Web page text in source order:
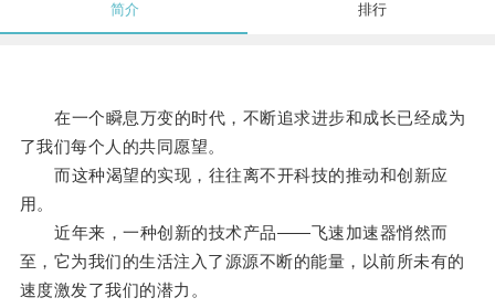
简介 排行
在一个瞬息万变的时代，不断追求进步和成长已经成为
了我们每个人的共同愿望。
而这种渴望的实现，往往离不开科技的推动和创新应
用。
近年来，一种创新的技术产品——飞速加速器悄然而
至，它为我们的生活注入了源源不断的能量，以前所未有的
速度激发了我们的潜力。